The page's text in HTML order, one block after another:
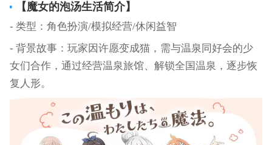
【魔女的泡汤生活简介】
- 类型：角色扮演/模拟经营/休闲益智
- 背景故事：玩家因许愿变成猫，需与温泉同好会的少
女们合作，通过经营温泉旅馆、解锁全国温泉，逐步恢
复人形。